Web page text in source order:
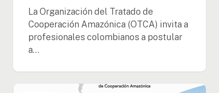
La Organización del Tratado de
Cooperación Amazónica (OTCA) invita a
profesionales colombianos a postular
a…